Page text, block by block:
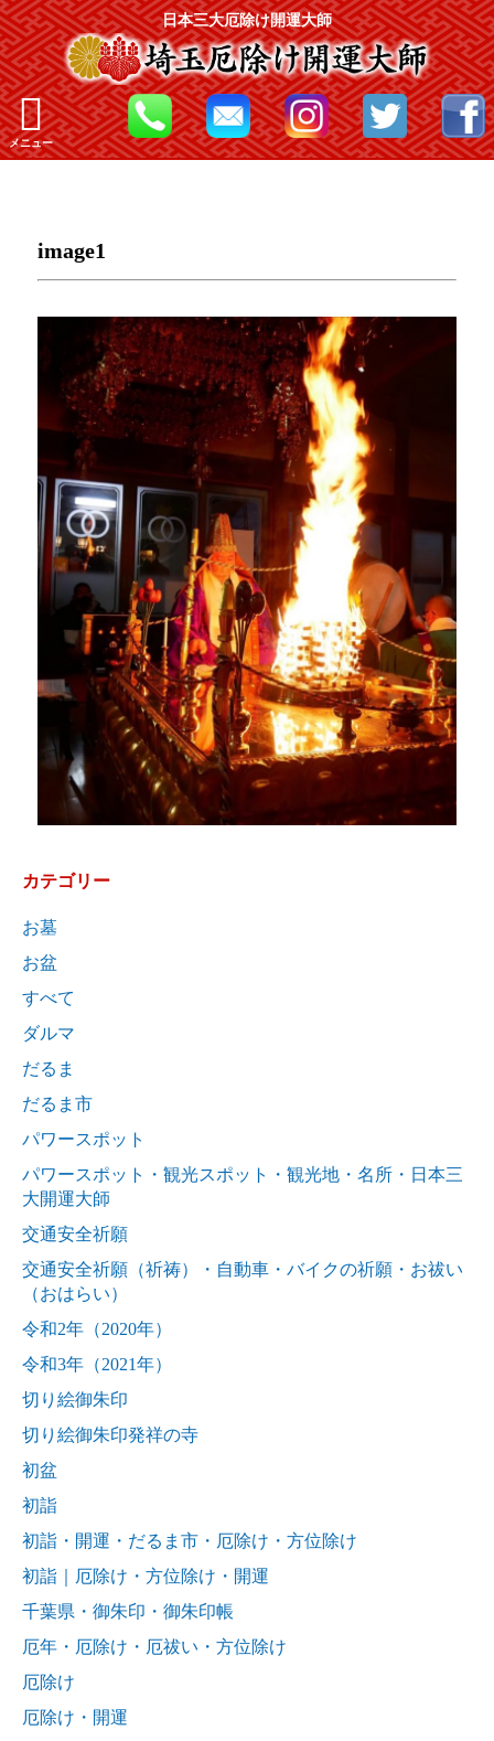
日本三大厄除け開運大師
メニュー
image1
カテゴリー
お墓
お盆
すべて
ダルマ
だるま
だるま市
パワースポット
パワースポット・観光スポット・観光地・名所・日本三
大開運大師
交通安全祈願
交通安全祈願（祈祷）・自動車・バイクの祈願・お祓い
（おはらい）
令和2年（2020年）
令和3年（2021年）
切り絵御朱印
切り絵御朱印発祥の寺
初盆
初詣
初詣・開運・だるま市・厄除け・方位除け
初詣｜厄除け・方位除け・開運
千葉県・御朱印・御朱印帳
厄年・厄除け・厄祓い・方位除け
厄除け
厄除け・開運